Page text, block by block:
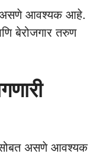
असणे आवश्यक आहे.
बेरोजगार तरुण
सोबत असणे आवश्यक